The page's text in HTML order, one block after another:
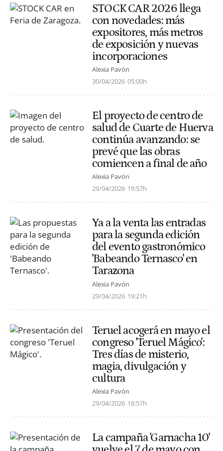
STOCK CAR 2026 llega
con novedades: más
expositores, más metros
de exposición y nuevas
incorporaciones
Alexia Pavón
30/04/2026 05:00h
El proyecto de centro de
salud de Cuarte de Huerva
continúa avanzando: se
prevé que las obras
comiencen a final de año
Alexia Pavón
29/04/2026 19:57h
Ya a la venta las entradas
para la segunda edición
del evento gastronómico
'Babeando Ternasco' en
Tarazona
Alexia Pavón
29/04/2026 19:21h
Teruel acogerá en mayo el
congreso 'Teruel Mágico':
Tres días de misterio,
magia, divulgación y
cultura
Alexia Pavón
29/04/2026 18:57h
La campaña 'Garnacha 10'